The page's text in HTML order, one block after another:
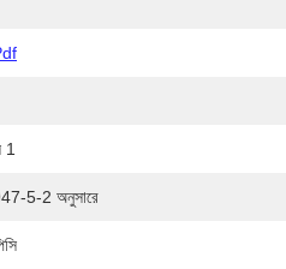
1
5-2 অনুসারে